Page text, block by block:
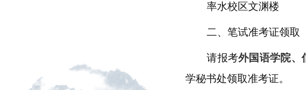
率水校区文渊楼
二、笔试准考证领取
请报考外国语学院、
学秘书处领取准考证。